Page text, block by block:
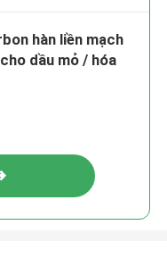
hàn liền mạch
dầu mỏ / hóa